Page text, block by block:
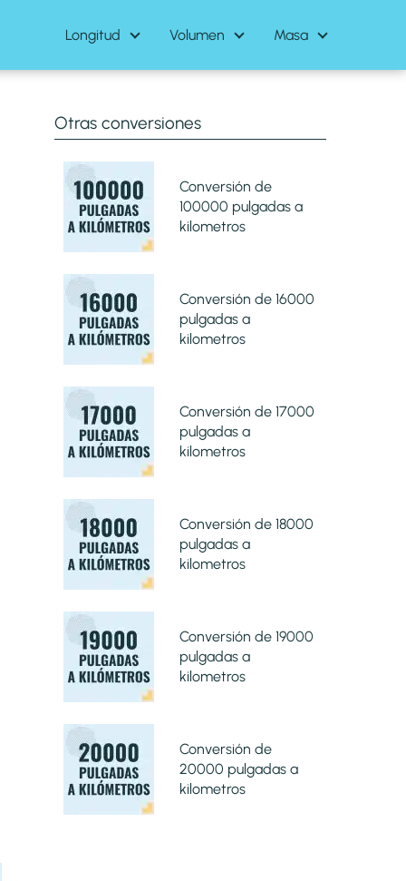
Longitud Volumen Masa
Otras conversiones
Conversión de
100000 pulgadas a
kilometros
Conversión de 16000
pulgadas a
kilometros
Conversión de 17000
pulgadas a
kilometros
Conversión de 18000
pulgadas a
kilometros
Conversión de 19000
pulgadas a
kilometros
Conversión de
20000 pulgadas a
kilometros